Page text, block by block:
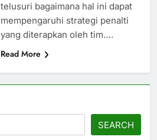
telusuri bagaimana hal ini dapat
mempengaruhi strategi penalti
yang diterapkan oleh tim….
Read More
SEARCH